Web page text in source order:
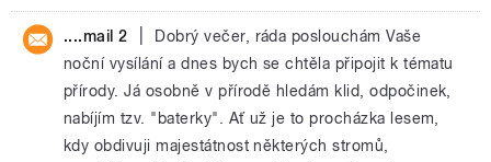
....mail 2
Dobrý večer, ráda poslouchám Vaše
noční vysílání a dnes bych se chtěla připojit k tématu
přírody. Já osobně v přírodě hledám klid, odpočinek,
nabíjím tzv. "baterky". Ať už je to procházka lesem,
kdy obdivuji majestátnost některých stromů,